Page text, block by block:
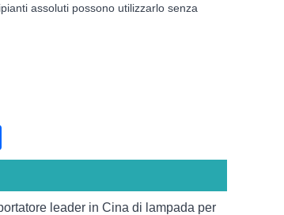
assoluti possono utilizzarlo senza
Share
leader in Cina di lampada per